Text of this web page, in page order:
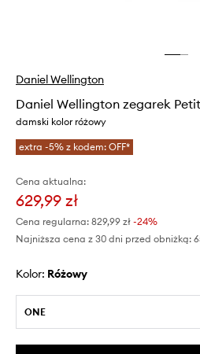
Daniel Wellington
Daniel Wellington zegarek
damski kolor różowy
extra -5% z kodem: OFF*
Cena aktualna:
629,99 zł
Cena regularna: 829,99 zł -24%
Najniższa cena z 30 dni przed obniżką:
Kolor: różowy
ONE